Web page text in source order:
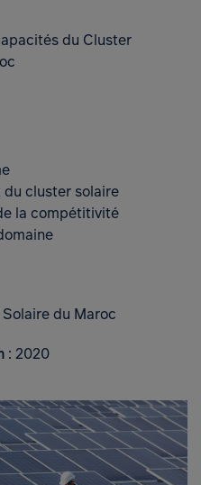
du Cluster
du cluster solaire
la compétitivité
du Maroc
: 2020